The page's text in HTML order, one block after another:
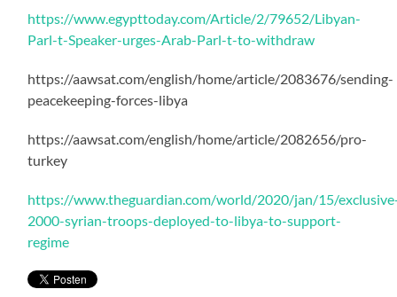
https://www.egypttoday.com/Article/2/79652/Libyan-
Parl-t-Speaker-urges-Arab-Parl-t-to-withdraw
https://aawsat.com/english/home/article/2083676/sending-
peacekeeping-forces-libya
https://aawsat.com/english/home/article/2082656/pro-
turkey
https://www.theguardian.com/world/2020/jan/15/
2000-syrian-troops-deployed-to-libya-to-support-
regime